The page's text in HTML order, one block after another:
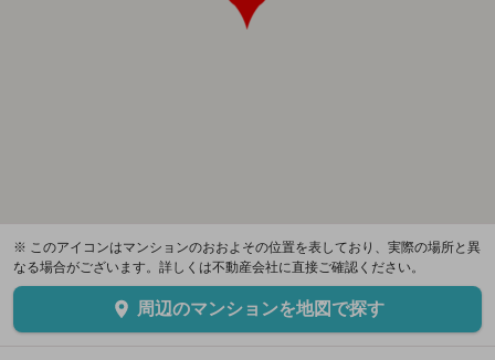
※ このアイコンはマンションのおおよその位置を表しており、実際の場所と異
なる場合がございます。詳しくは不動産会社に直接ご確認ください。
周辺のマンションを地図で探す